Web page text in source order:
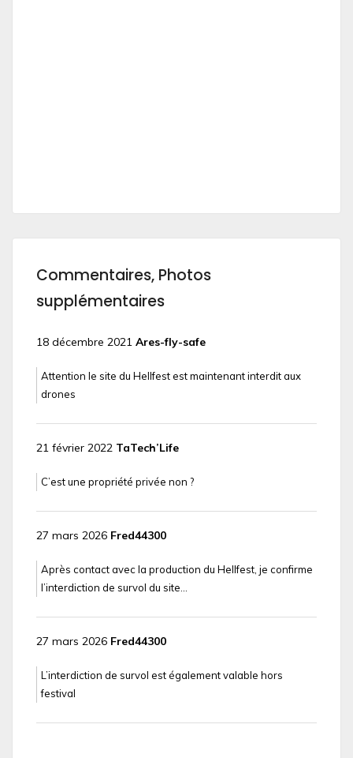
Commentaires, Photos
supplémentaires
18 décembre 2021 Ares-fly-safe
Attention le site du Hellfest est maintenant interdit aux
drones
21 février 2022 TaTech’Life
C’est une propriété privée non ?
27 mars 2026 Fred44300
Après contact avec la production du Hellfest, je confirme
l’interdiction de survol du site…
27 mars 2026 Fred44300
L’interdiction de survol est également valable hors
festival